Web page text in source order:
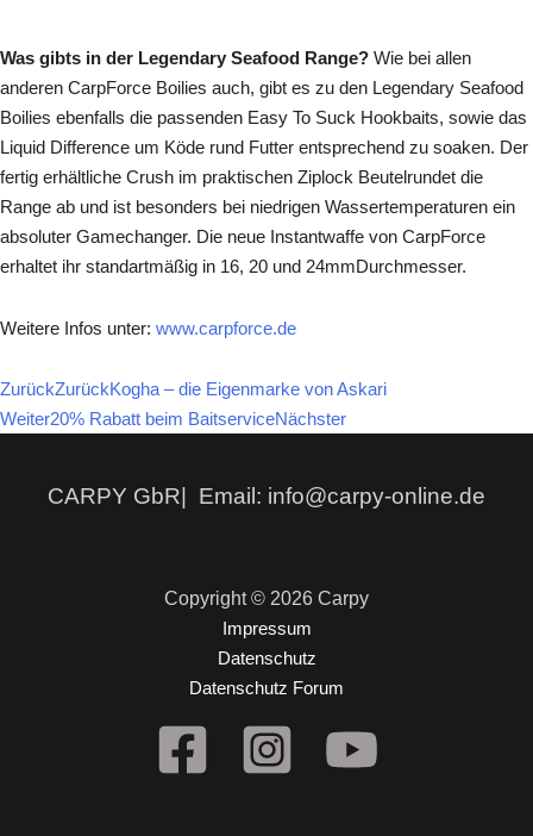
Was gibts in der Legendary Seafood Range? Wie bei allen
anderen CarpForce Boilies auch, gibt es zu den Legendary Seafood
Boilies ebenfalls die passenden Easy To Suck Hookbaits, sowie das
Liquid Difference um Köde rund Futter entsprechend zu soaken. Der
fertig erhältliche Crush im praktischen Ziplock Beutelrundet die
Range ab und ist besonders bei niedrigen Wassertemperaturen ein
absoluter Gamechanger. Die neue Instantwaffe von CarpForce
erhaltet ihr standartmäßig in 16, 20 und 24mmDurchmesser.
Weitere Infos unter: www.carpforce.de
ZurückZurückKogha – die Eigenmarke von Askari
Weiter20% Rabatt beim BaitserviceNächster
CARPY GbR| Email: info@carpy-online.de
Copyright © 2026 Carpy
Impressum
Datenschutz
Datenschutz Forum